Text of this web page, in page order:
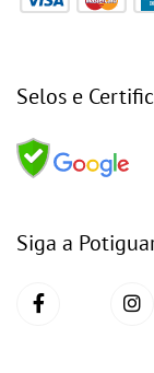
Selos e
Siga a